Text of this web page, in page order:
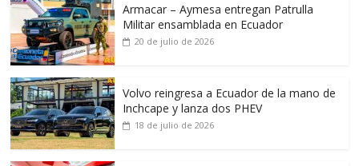
Armacar – Aymesa entregan Patrulla
Militar ensamblada en Ecuador
20 de julio de 2026
Volvo reingresa a Ecuador de la mano de
Inchcape y lanza dos PHEV
18 de julio de 2026